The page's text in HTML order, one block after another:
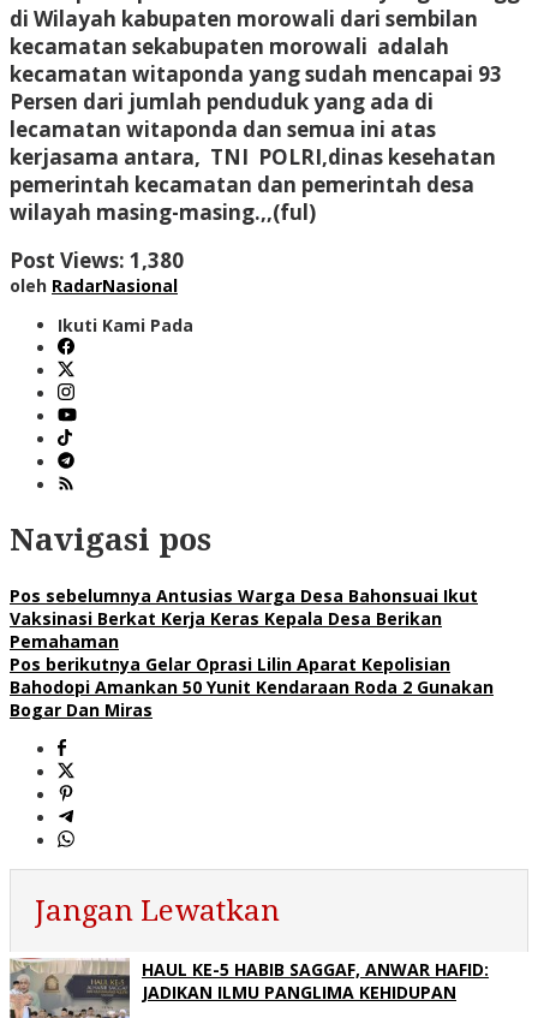
di Wilayah kabupaten morowali dari sembilan
kecamatan sekabupaten morowali adalah
kecamatan witaponda yang sudah mencapai 93
Persen dari jumlah penduduk yang ada di
lecamatan witaponda dan semua ini atas
kerjasama antara, TNI POLRI,dinas kesehatan
pemerintah kecamatan dan pemerintah desa
wilayah masing-masing.,,(ful)
Post Views: 1,380
oleh RadarNasional
Ikuti Kami Pada
Navigasi pos
Pos sebelumnya Antusias Warga Desa Bahonsuai Ikut
Vaksinasi Berkat Kerja Keras Kepala Desa Berikan
Pemahaman
Pos berikutnya Gelar Oprasi Lilin Aparat Kepolisian
Bahodopi Amankan 50 Yunit Kendaraan Roda 2 Gunakan
Bogar Dan Miras
Jangan Lewatkan
HAUL KE-5 HABIB SAGGAF, ANWAR HAFID:
JADIKAN ILMU PANGLIMA KEHIDUPAN